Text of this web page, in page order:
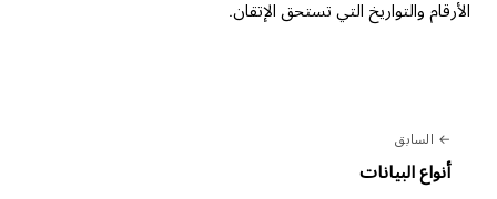
الأرقام والتواريخ التي تستحق الإتقان.
السابق
أنواع البيانات